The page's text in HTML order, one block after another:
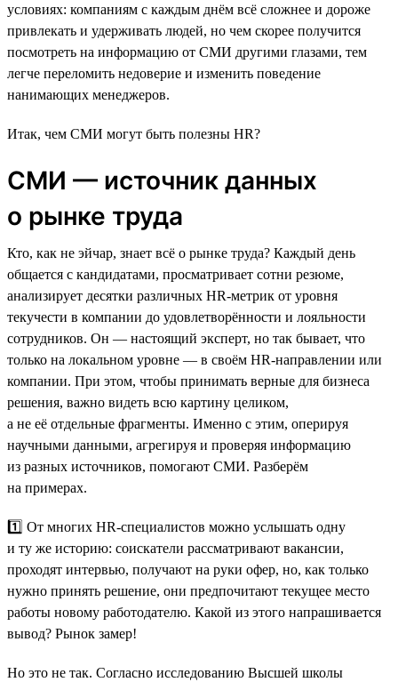
условиях: компаниям с каждым днём всё сложнее и дороже
привлекать и удерживать людей, но чем скорее получится
посмотреть на информацию от СМИ другими глазами, тем
легче переломить недоверие и изменить поведение
нанимающих менеджеров.
Итак, чем СМИ могут быть полезны HR?
СМИ — источник данных
о рынке труда
Кто, как не эйчар, знает всё о рынке труда? Каждый день
общается с кандидатами, просматривает сотни резюме,
анализирует десятки различных HR-метрик от уровня
текучести в компании до удовлетворённости и лояльности
сотрудников. Он — настоящий эксперт, но так бывает, что
только на локальном уровне — в своём HR-направлении или
компании. При этом, чтобы принимать верные для бизнеса
решения, важно видеть всю картину целиком,
а не её отдельные фрагменты. Именно с этим, оперируя
научными данными, агрегируя и проверяя информацию
из разных источников, помогают СМИ. Разберём
на примерах.
1️⃣ От многих HR-специалистов можно услышать одну
и ту же историю: соискатели рассматривают вакансии,
проходят интервью, получают на руки офер, но, как только
нужно принять решение, они предпочитают текущее место
работы новому работодателю. Какой из этого напрашивается
вывод? Рынок замер!
Но это не так. Согласно исследованию Высшей школы